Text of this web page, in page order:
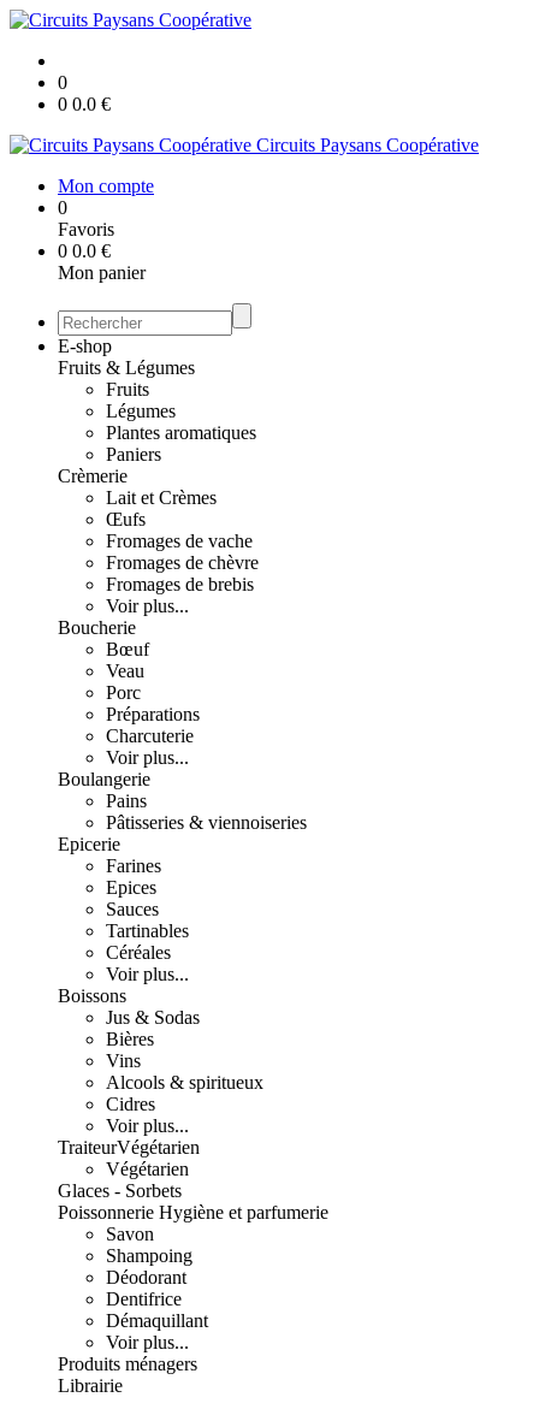
0
0 0.0 €
Circuits Paysans Coopérative
Mon compte
0
Favoris
0 0.0 €
Mon panier
E-shop
Fruits & Légumes
Fruits
Légumes
Plantes aromatiques
Paniers
Crèmerie
Lait et Crèmes
Œufs
Fromages de vache
Fromages de chèvre
Fromages de brebis
Voir plus...
Boucherie
Bœuf
Veau
Porc
Préparations
Charcuterie
Voir plus...
Boulangerie
Pains
Pâtisseries & viennoiseries
Epicerie
Farines
Epices
Sauces
Tartinables
Céréales
Voir plus...
Boissons
Jus & Sodas
Bières
Vins
Alcools & spiritueux
Cidres
Voir plus...
TraiteurVégétarien
Végétarien
Glaces - Sorbets
Poissonnerie Hygiène et parfumerie
Savon
Shampoing
Déodorant
Dentifrice
Démaquillant
Voir plus...
Produits ménagers
Librairie